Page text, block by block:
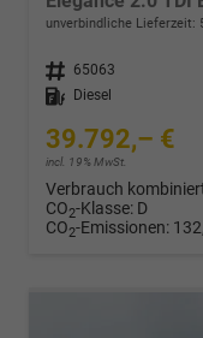
unverbindliche Lieferzeit:
Fahrzeugnr. 65063
Kraftstoff
Diesel
39.792,– €
incl. 19% MwSt.
Verbrauch
CO2-Klasse: D
CO2-Emissionen: